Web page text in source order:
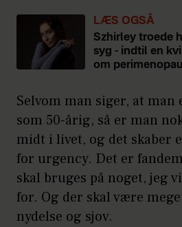
LÆS OGSÅ
Szhirley troede
syg - indtil en
om
Selvom man siger, at
som 50-årig, så er man
midt i livet, og det skaber
for urgency. Det er
skal bruges på noget, jeg
for. Og der skal være
nydelse og sjov.